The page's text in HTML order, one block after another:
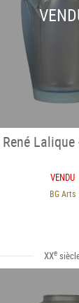
Lalique
VENDU
BG Arts
XXe